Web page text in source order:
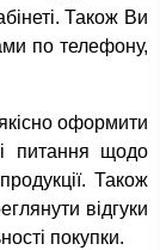
Також Ви
по телефону,
оформити
питання щодо
Також
відгуки
покупки.